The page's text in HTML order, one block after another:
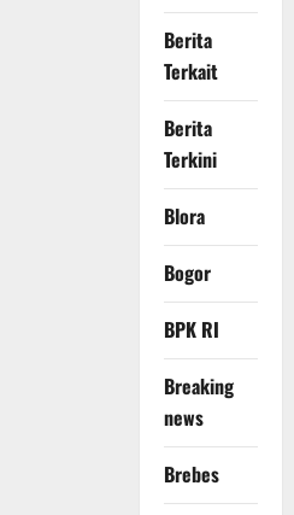
Berita
Terkait
Berita
Terkini
Blora
Bogor
BPK RI
Breaking
news
Brebes